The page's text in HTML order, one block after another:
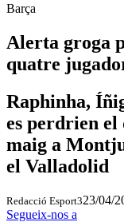
Barça
Alerta groga
quatre
Raphinha,
es perdrien el
maig a
el Valladolid
Redacció Esport323/04/
Segueix-nos a